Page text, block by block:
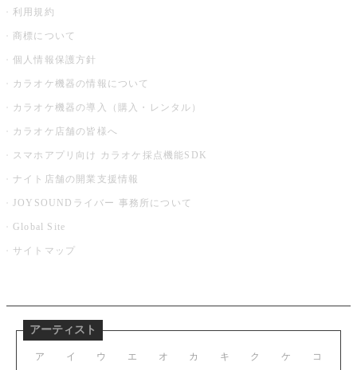
利用規約
商標について
個人情報保護方針
カラオケ機器の情報について
カラオケ機器の導入（購入・レンタル）
カラオケ店舗の皆様へ
スマホアプリ向け カラオケ採点機能SDK
ナイト店舗の開業支援情報
JOYSOUNDライバー 事務所について
Global Site
サイトマップ
アーティスト
ア イ ウ エ オ カ キ ク ケ コ